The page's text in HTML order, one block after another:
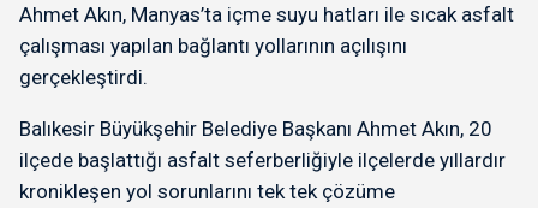
Ahmet Akın, Manyas’ta içme suyu hatları ile sıcak asfalt
çalışması yapılan bağlantı yollarının açılışını
gerçekleştirdi.
Balıkesir Büyükşehir Belediye Başkanı Ahmet Akın, 20
ilçede başlattığı asfalt seferberliğiyle ilçelerde yıllardır
kronikleşen yol sorunlarını tek tek çözüme